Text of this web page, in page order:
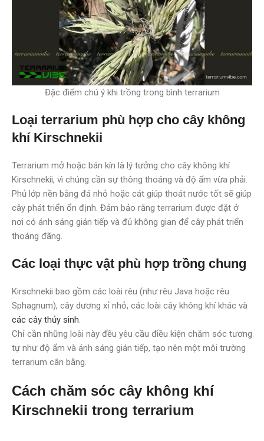
Đặc điểm chú ý khi trồng trong bình terrarium
Loại terrarium phù hợp cho cây không
khí Kirschnekii
Terrarium mở hoặc bán kín là lý tưởng cho cây không khí
Kirschnekii, vì chúng cần sự thông thoáng và độ ẩm vừa phải.
Phủ lớp nền bằng đá nhỏ hoặc cát giúp thoát nước tốt sẽ giúp
cây phát triển ổn định. Đảm bảo rằng terrarium được đặt ở
nơi có ánh sáng gián tiếp và đủ không gian để cây phát triển
thoáng đãng.
Các loại thực vật phù hợp trồng chung
Kirschnekii bao gồm các loài rêu (như rêu Java hoặc rêu
Sphagnum), cây dương xỉ nhỏ, các loài cây không khí khác và
các cây thủy sinh.
Chỉ cần những loài này đều yêu cầu điều kiện chăm sóc tương
tự như độ ẩm và ánh sáng gián tiếp, tạo nên một môi trường
terrarium cân bằng.
Cách chăm sóc cây không khí
Kirschnekii trong terrarium